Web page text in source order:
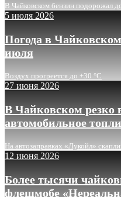
В Чайковском бензин подорожал
5 июля 2026
Погода в
июля
Воздух прогреется до +30 °C
27 июня 2026
В Чайковском резко
автомобильное
На автозаправках «Лукойл»
12 июня 2026
Более тысячи
флешмобе